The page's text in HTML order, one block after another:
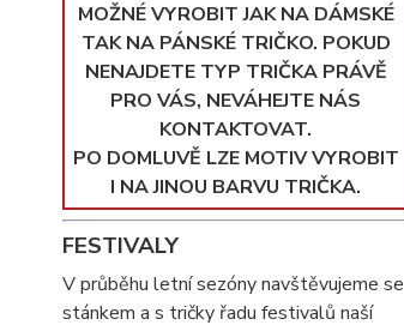
MOŽNÉ VYROBIT JAK NA DÁMSKÉ
TAK NA PÁNSKÉ TRIČKO. POKUD
NENAJDETE TYP TRIČKA PRÁVĚ
PRO VÁS, NEVÁHEJTE NÁS
KONTAKTOVAT.
PO DOMLUVĚ LZE MOTIV VYROBIT
I NA JINOU BARVU TRIČKA.
FESTIVALY
V průběhu letní sezóny navštěvujeme se
stánkem a s tričky řadu festivalů naší